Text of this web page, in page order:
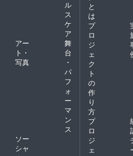
ル
ス
ケ
ア
アー
ト・
写真
舞
台
・
パ
フ
ォ
ー
マ
ン
ス
ソー
シャ
と
は
プ
ロ
ジ
ェ
ク
ト
の
作
り
方
プ
ロ
ジ
ェ